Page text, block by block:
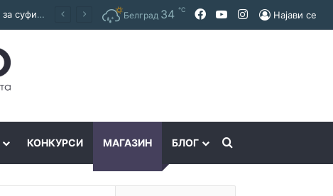
Покраинска поддршка за работата на Македонскиот национален совет: потпишан договор за суфинансирање на активностите Белград 34 ℃ Facebook
YouTubeInstagram
Најави се
КОНКУРСИ МАГАЗИН БЛОГ